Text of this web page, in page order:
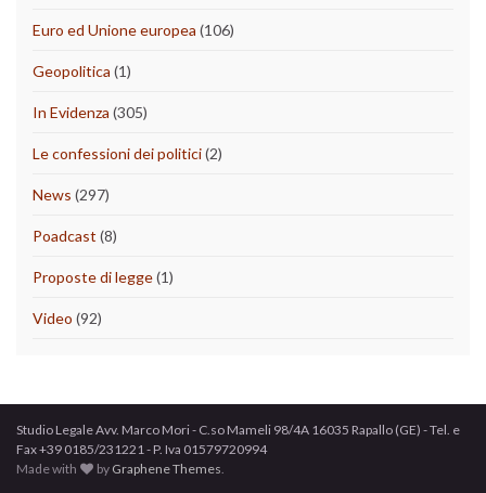
Euro ed Unione europea (106)
Geopolitica (1)
In Evidenza (305)
Le confessioni dei politici(2)
News (297)
Poadcast (8)
Proposte di legge(1)
Video (92)
Studio Legale Avv. Marco Mori - C.so Mameli 98/4A 16035 Rapallo (GE) - Tel. e
Fax +39 0185/231221 - P. Iva 01579720994
Made with
by Graphene Themes.